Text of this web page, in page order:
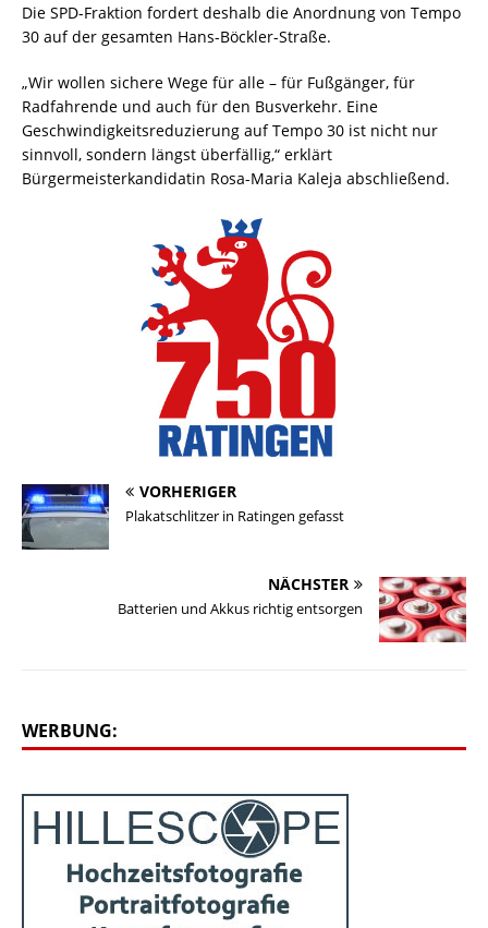
Die SPD-Fraktion fordert deshalb die Anordnung von Tempo
30 auf der gesamten Hans-Böckler-Straße.
„Wir wollen sichere Wege für alle – für Fußgänger, für
Radfahrende und auch für den Busverkehr. Eine
Geschwindigkeitsreduzierung auf Tempo 30 ist nicht nur
sinnvoll, sondern längst überfällig,“ erklärt
Bürgermeisterkandidatin Rosa-Maria Kaleja abschließend.
VORHERIGER
Plakatschlitzer in Ratingen gefasst
NÄCHSTER
Batterien und Akkus richtig entsorgen
WERBUNG: